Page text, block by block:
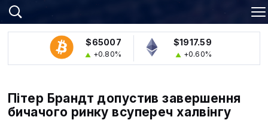
$65007
+0.80%
$1917.59
+0.60%
Пітер Брандт допустив завершення
бичачого ринку всупереч халвінгу